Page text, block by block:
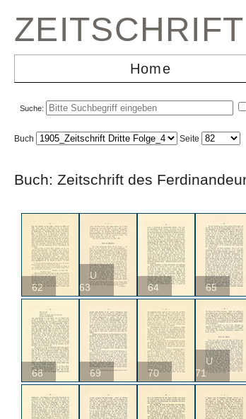
Home
Suche:
Buch Seite
Buch: Zeitschrift des
62
U
63
64 65
68 69 70
U
71